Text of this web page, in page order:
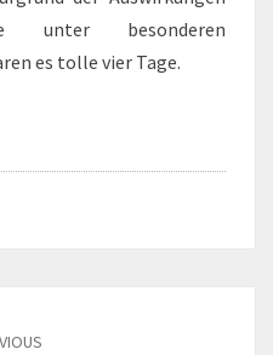
unter besonderen
es tolle vier Tage.